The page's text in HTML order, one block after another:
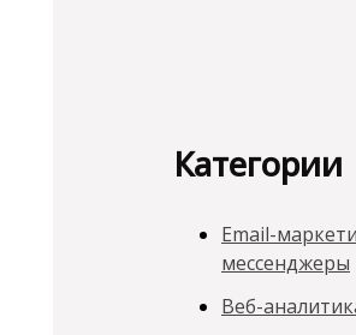
Категории
Email-
мессенджеры
Веб-